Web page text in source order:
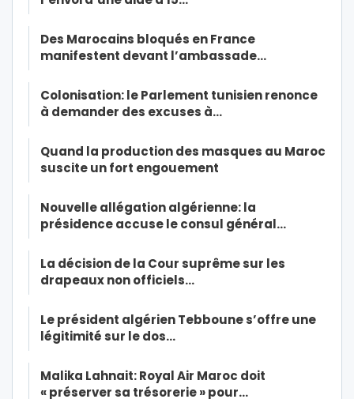
Des Marocains bloqués en France
manifestent devant l’ambassade…
Colonisation: le Parlement tunisien renonce
à demander des excuses à…
Quand la production des masques au Maroc
suscite un fort engouement
Nouvelle allégation algérienne: la
présidence accuse le consul général…
La décision de la Cour suprême sur les
drapeaux non officiels…
Le président algérien Tebboune s’offre une
légitimité sur le dos…
Malika Lahnait: Royal Air Maroc doit
« préserver sa trésorerie » pour…